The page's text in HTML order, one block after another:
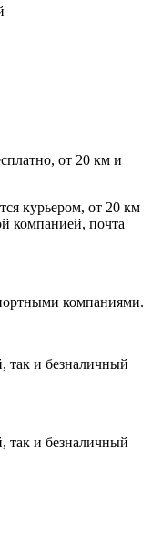
от 20 км и
курьером, от 20 км
компанией, почта
компаниями.
так и безналичный
так и безналичный